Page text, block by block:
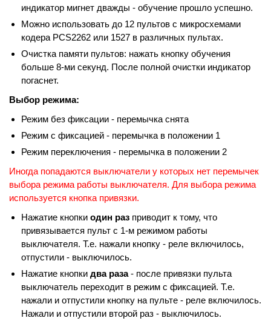
индикатор мигнет дважды - обучение прошло успешно.
Можно использовать до 12 пультов с микросхемами
кодера PCS2262 или 1527 в различных пультах.
Очистка памяти пультов: нажать кнопку обучения
больше 8-ми секунд. После полной очистки индикатор
погаснет.
Выбор режима:
Режим без фиксации - перемычка снята
Режим с фиксацией - перемычка в положении 1
Режим переключения - перемычка в положении 2
Иногда попадаются выключатели у которых нет перемычек
выбора режима работы выключателя. Для выбора режима
используется кнопка привязки.
Нажатие кнопки один раз приводит к тому, что
привязывается пульт с 1-м режимом работы
выключателя. Т.е. нажали кнопку - реле включилось,
отпустили - выключилось.
Нажатие кнопки два раза- после привязки пульта
выключатель переходит в режим с фиксацией. Т.е.
нажали и отпустили кнопку на пульте - реле включилось.
Нажали и отпустили второй раз - выключилось.